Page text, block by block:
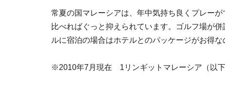
常夏の国マレーシアは、年中気持ち良くプレー
比べればぐっと抑えられています。ゴルフ場が
ルに宿泊の場合はホテルとのパッケージがお得
※2010年7月現在 1リンギットマレーシア（以